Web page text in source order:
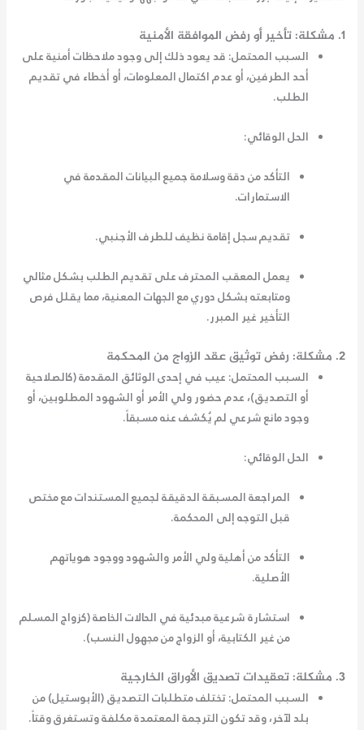
1. مشكلة: تأخير أو رفض الموافقة الأمنية
السبب المحتمل: قد يعود ذلك إلى وجود ملاحظات أمنية على
أحد الطرفين، أو عدم اكتمال المعلومات، أو أخطاء في تقديم
الطلب.
الحل الوقائي:
التأكد من دقة وسلامة جميع البيانات المقدمة في
الاستمارات.
تقديم سجل إقامة نظيف للطرف الأجنبي.
يعملالمعقب المحترف على تقديم الطلب بشكل مثالي
ومتابعته بشكل دوري مع الجهات المعنية، مما يقلل فرص
التأخير غير المبرر.
2. مشكلة: رفض توثيق عقد الزواج من المحكمة
السبب المحتمل: عيب في إحدى الوثائق المقدمة (كالصلاحية
أو التصديق)، عدم حضور ولي الأمر أو الشهود المطلوبين، أو
وجود مانع شرعي لم يُكشف عنه مسبقاً.
الحل الوقائي:
المراجعة المسبقة الدقيقة لجميع المستندات مع مختص
قبل التوجه إلى المحكمة.
التأكد من أهلية ولي الأمر والشهود ووجود هوياتهم
الأصلية.
استشارة شرعية مبدئية في الحالات الخاصة (كزواج المسلم
من غير الكتابية، أو الزواج من مجهول النسب).
3. مشكلة: تعقيدات تصديق الأوراق الخارجية
السبب المحتمل:تختلف متطلبات التصديق (الأبوستيل) من
بلد لآخر، وقد تكون الترجمة المعتمدة مكلفة وتستغرق وقتاً.